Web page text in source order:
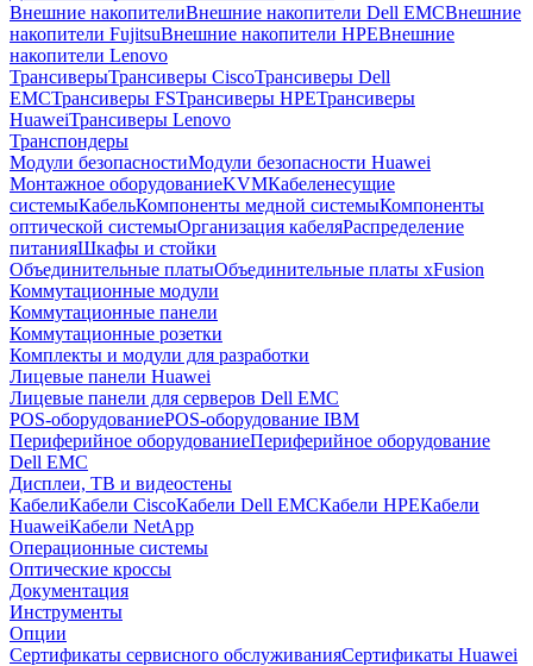
Внешние накопителиВнешние накопители Dell EMCВнешние
накопители FujitsuВнешние накопители HPEВнешние
накопители Lenovo
ТрансиверыТрансиверы CiscoТрансиверы Dell
EMCТрансиверы FSТрансиверы HPEТрансиверы
HuaweiТрансиверы Lenovo
Транспондеры
Модули безопасностиМодули безопасности Huawei
Монтажное оборудованиеKVMКабеленесущие
системыКабельКомпоненты медной системыКомпоненты
оптической системыОрганизация кабеляРаспределение
питанияШкафы и стойки
Объединительные платыОбъединительные платы xFusion
Коммутационные модули
Коммутационные панели
Коммутационные розетки
Комплекты и модули для разработки
Лицевые панели Huawei
Лицевые панели для серверов Dell EMC
POS-оборудованиеPOS-оборудование IBM
Периферийное оборудованиеПериферийное оборудование
Dell EMC
Дисплеи, ТВ и видеостены
КабелиКабели CiscoКабели Dell EMCКабели HPEКабели
HuaweiКабели NetApp
Операционные системы
Оптические кроссы
Документация
Инструменты
Опции
Сертификаты сервисного обслуживанияСертификаты Huawei